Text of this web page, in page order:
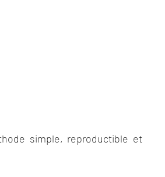
simple, reproductible et